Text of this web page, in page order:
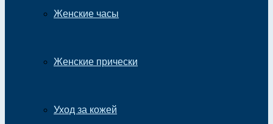
Женские часы
Женские прически
Уход за кожей